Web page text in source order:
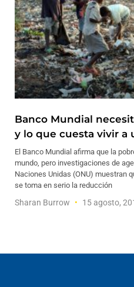
Banco Mundial
y lo que cuesta vivir a
El Banco Mundial afirma que la
mundo, pero investigaciones de
Naciones Unidas (ONU) muestran
se toma en serio la reducción
Sharan Burrow 15 agosto,